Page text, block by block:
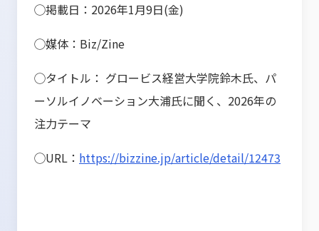
◯掲載日：2026年1月9日(金)
◯媒体：Biz/Zine
◯タイトル： グロービス経営大学院鈴木氏、パ
ーソルイノベーション大浦氏に聞く、2026年の
注力テーマ
◯URL： https://bizzine.jp/article/detail/12473